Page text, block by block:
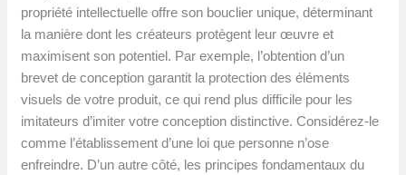
propriété intellectuelle offre son bouclier unique, déterminant
la manière dont les créateurs protègent leur œuvre et
maximisent son potentiel. Par exemple, l’obtention d’un
brevet de conception garantit la protection des éléments
visuels de votre produit, ce qui rend plus difficile pour les
imitateurs d’imiter votre conception distinctive. Considérez-le
comme l’établissement d’une loi que personne n’ose
enfreindre. D’un autre côté, les principes fondamentaux du